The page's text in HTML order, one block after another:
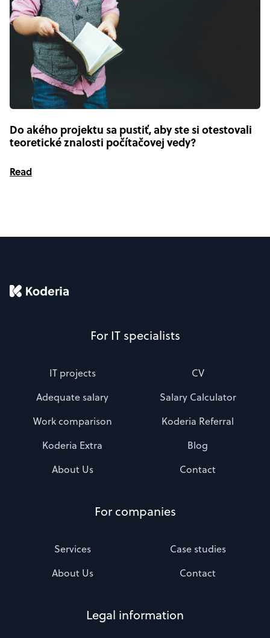
Do akého projektu sa pustiť, aby ste si otestovali
teoretické znalosti počítačovej vedy?
Read
For IT specialists
IT projects
CV
Adequate salary
Salary Calculator
Work comparison
Koderia Referral
Koderia Extra
Blog
About Us
Contact
For companies
Services
Case studies
About Us
Contact
Legal information